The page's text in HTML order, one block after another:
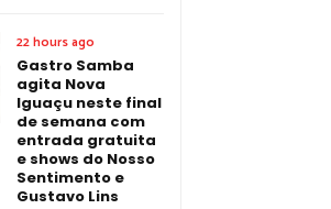
22 hours ago
Gastro Samba
agita Nova
Iguaçu neste final
de semana com
entrada gratuita
e shows do Nosso
Sentimento e
Gustavo Lins